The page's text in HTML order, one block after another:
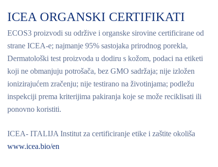
ICEA ORGANSKI CERTIFIKATI
ECOS3 proizvodi su održive i organske sirovine certificirane od
strane ICEA-e; najmanje 95% sastojaka prirodnog porekla,
Dermatološki test proizvoda u dodiru s kožom, podaci na etiketi
koji ne obmanjuju potrošača, bez GMO sadržaja; nije izložen
ionizirajućem zračenju; nije testirano na životinjama; podležu
inspekciji prema kriterijima pakiranja koje se može reciklisati ili
ponovno koristiti.
ICEA- ITALIJA Institut za certificiranje etike i zaštite okoliša
www.icea.bio/en